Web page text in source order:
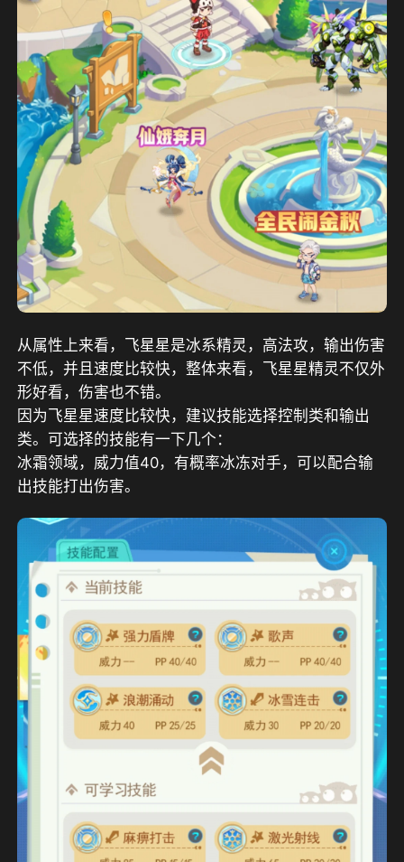
从属性上来看，飞星星是冰系精灵，高法攻，输出伤害
不低，并且速度比较快，整体来看，飞星星精灵不仅外
形好看，伤害也不错。
因为飞星星速度比较快，建议技能选择控制类和输出
类。可选择的技能有一下几个：
冰霜领域，威力值40，有概率冰冻对手，可以配合输
出技能打出伤害。